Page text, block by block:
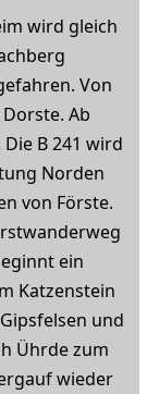
wird gleich
Von
Ab
B 241 wird
Norden
von Förste.
ein
Katzenstein
und
Ührde zum
wieder